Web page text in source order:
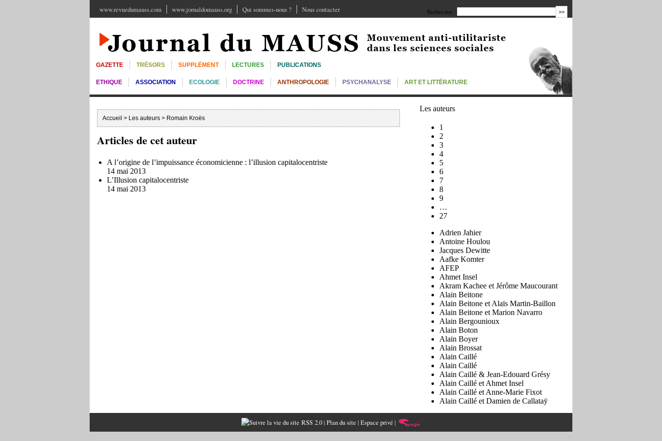
www.revuedumauss.com www.jornaldomauss.org Qui sommes-nous ? Nous contacter Rechercher :
GAZETTE TRÉSORS SUPPLÉMENT LECTURES PUBLICATIONS
ETHIQUE ASSOCIATION ECOLOGIE DOCTRINE ANTHROPOLOGIE PSYCHANALYSE ART ET LITTÉRATURE
Accueil > Les auteurs > Romain Kroës
Articles de cet auteur
A l’origine de l’impuissance économicienne : l’illusion capitalocentriste
14 mai 2013
L’Illusion capitalocentriste
14 mai 2013
Les auteurs
1
2
3
4
5
6
7
8
9
…
27
Adrien Jahier
Antoine Houlou
Jacques Dewitte
Aafke Komter
AFEP
Ahmet Insel
Akram Kachee et Jérôme Maucourant
Alain Beitone
Alain Beitone et Alaïs Martin-Baillon
Alain Beitone et Marion Navarro
Alain Bergounioux
Alain Boton
Alain Boyer
Alain Brossat
Alain Caillé
Alain Caillé
Alain Caillé & Jean-Edouard Grésy
Alain Caillé et Ahmet Insel
Alain Caillé et Anne-Marie Fixot
Alain Caillé et Damien de Callataÿ
RSS 2.0| Plan du site | Espace privé |